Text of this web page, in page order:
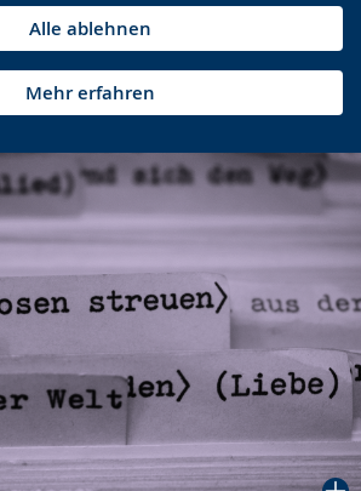
Alle ablehnen
Mehr erfahren